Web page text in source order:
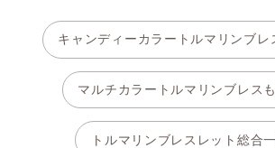
キャンディーカラートルマリンブレ
マルチカラートルマリンブレス
トルマリンブレスレット総合